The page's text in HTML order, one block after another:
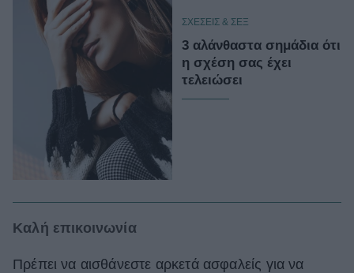
ΣΧΕΣΕΙΣ & ΣΕΞ
3 αλάνθαστα σημάδια ότι
η σχέση σας έχει
τελειώσει
Καλή επικοινωνία
Πρέπει να αισθάνεστε αρκετά ασφαλείς για να